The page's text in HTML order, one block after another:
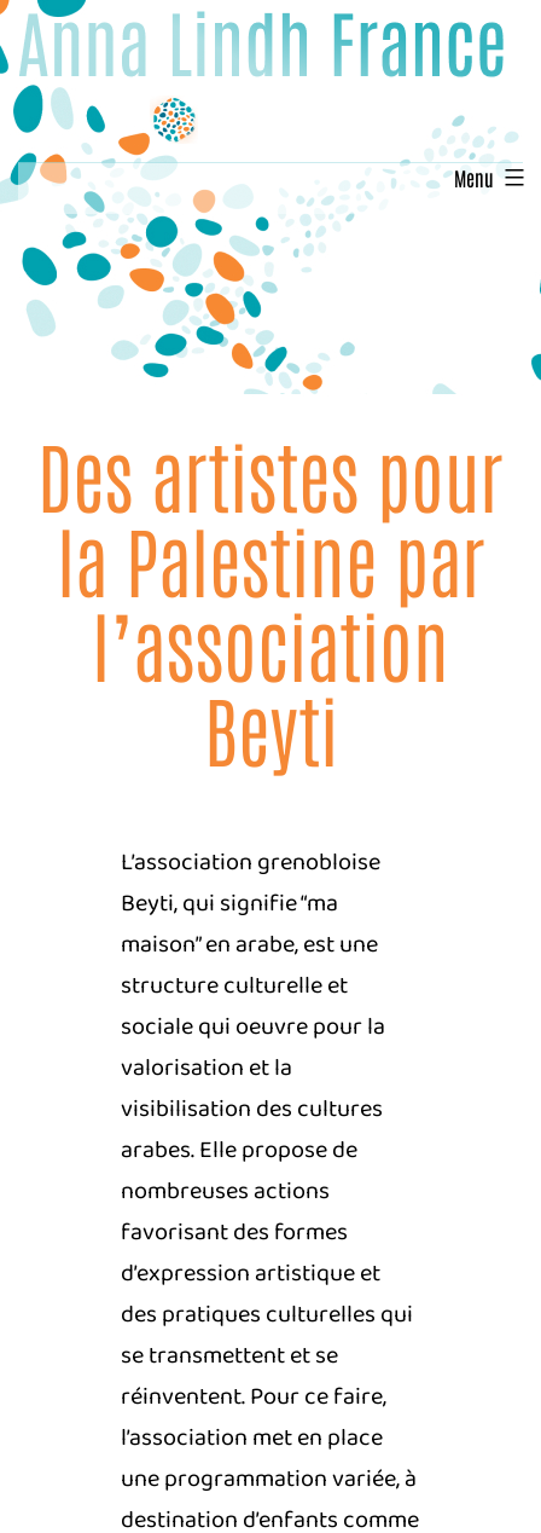
Aller
au
contenu
Menu
Des artistes pour
la Palestine par
l’association
Beyti
L’association grenobloise
Beyti, qui signifie “ma
maison” en arabe, est une
structure culturelle et
sociale qui oeuvre pour la
valorisation et la
visibilisation des cultures
arabes. Elle propose de
nombreuses actions
favorisant des formes
d’expression artistique et
des pratiques culturelles qui
se transmettent et se
réinventent. Pour ce faire,
l’association met en place
une programmation variée, à
destination d’enfants comme